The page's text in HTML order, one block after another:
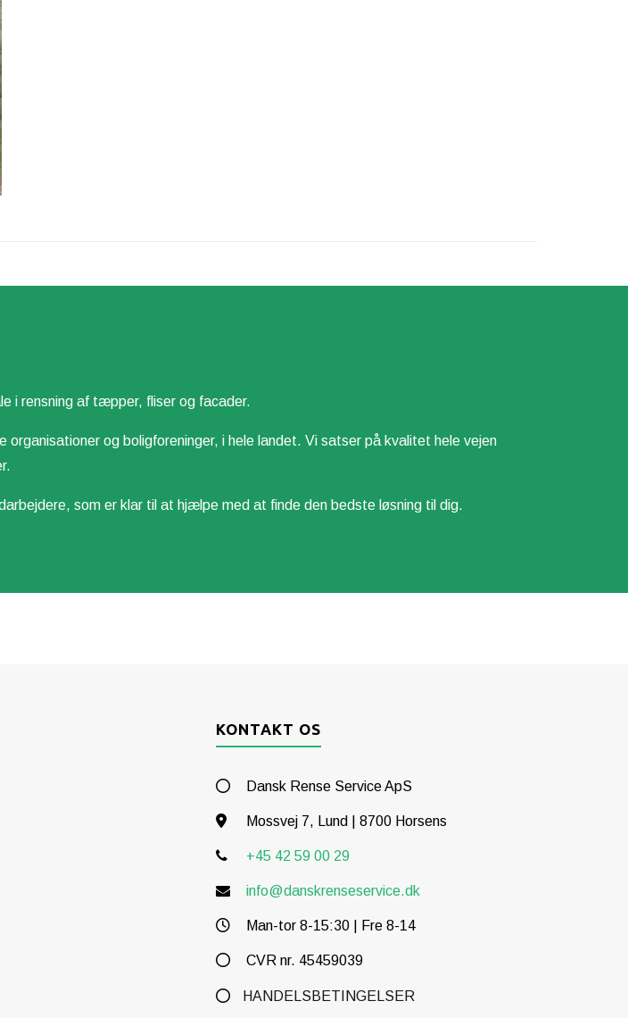
i rensning af tæpper, fliser og facader.
og boligforeninger, i hele landet. Vi satser på kvalitet hele vejen
som er klar til at hjælpe med at finde den bedste løsning til dig.
KONTAKT OS
Dansk Rense Service ApS
Mossvej 7, Lund | 8700 Horsens
+45 42 59 00 29
info@danskrenseservice.dk
Man-tor 8-15:30 | Fre 8-14
CVR nr. 45459039
HANDELSBETINGELSER